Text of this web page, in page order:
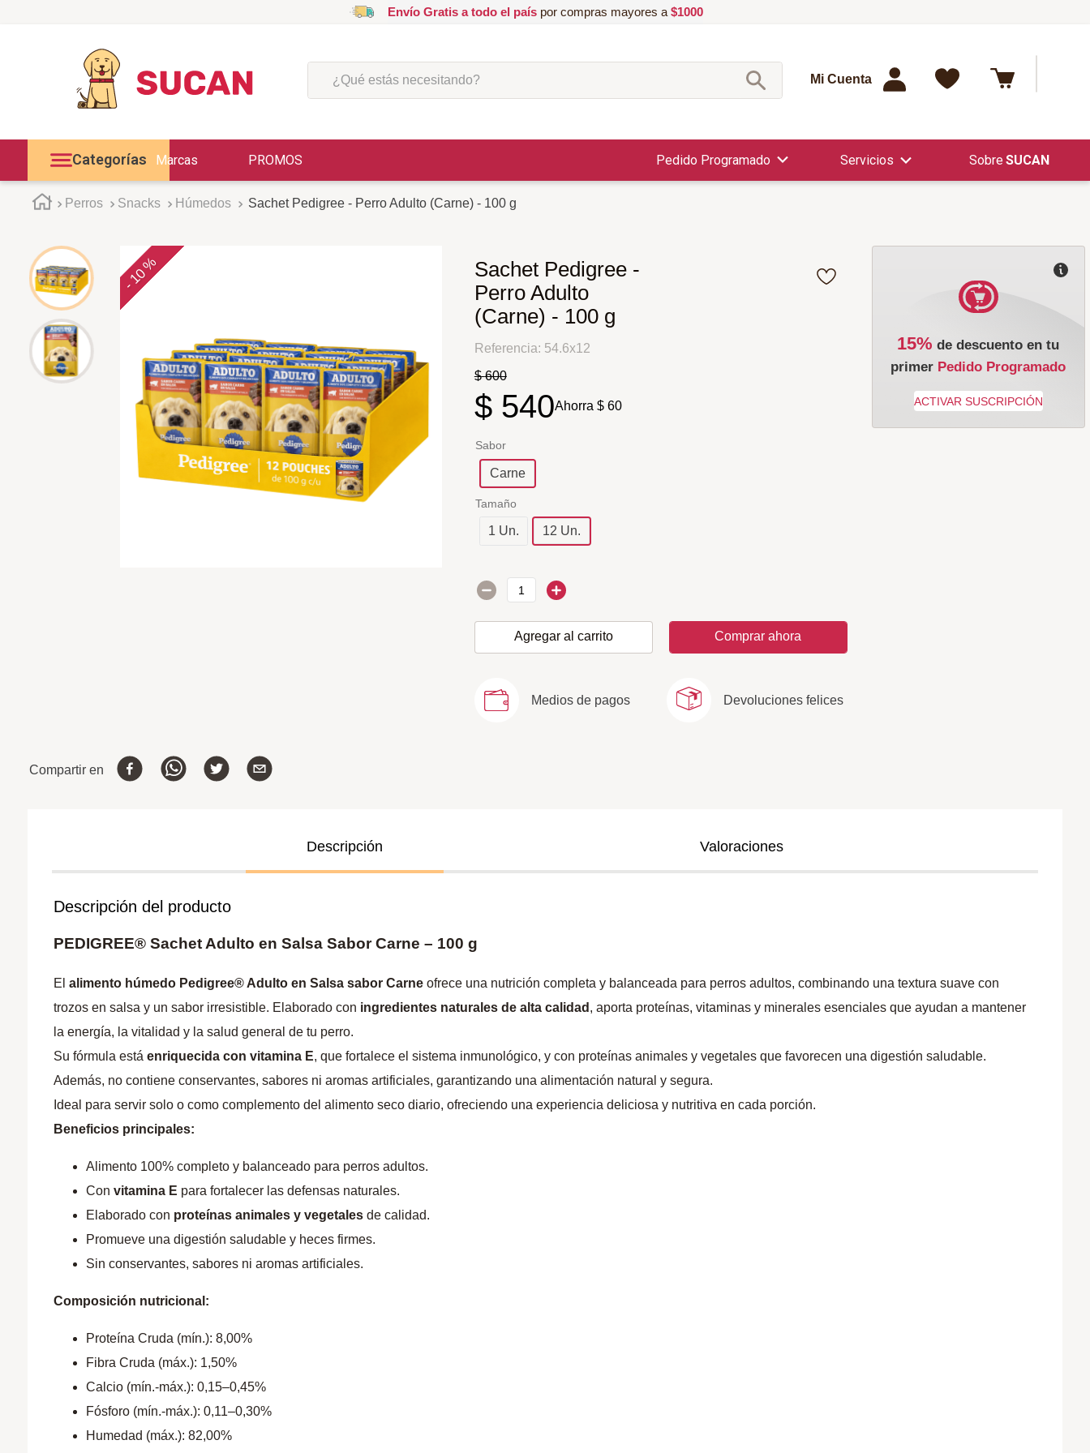
Envío Gratis a todo el paíspor compras mayores a $1000
¿Qué estás necesitando?
Mi Cuenta
Categorías Marcas PROMOS Pedido Programado Servicios SUCAN
Perros Snacks Húmedos Sachet Pedigree - Perro Adulto (Carne) - 100 g
-
10 %
Sachet Pedigree -
Perro Adulto
(Carne) - 100 g
Referencia: 54.6x12
$ 600
$ 540Ahorra $ 60
Sabor
Carne
Tamaño
1 Un. 12 Un.
Agregar al carrito Comprar ahora
15% de descuento en tu
primer Pedido Programado
Medios de pagos Devoluciones felices
Compartir en
Descripción Valoraciones
Descripción del producto
PEDIGREE® Sachet Adulto en Salsa Sabor Carne – 100 g
Elalimento húmedo Pedigree® Adulto en Salsa sabor Carne ofrece una nutrición completa y balanceada para perros adultos, combinando una textura suave con
trozos en salsa y un sabor irresistible. Elaborado con ingredientes naturales de alta calidad , aporta proteínas, vitaminas y minerales esenciales que ayudan a mantener
la energía, la vitalidad y la salud general de tu perro.
Su fórmula estáenriquecida con vitamina E, que fortalece el sistema inmunológico, y con proteínas animales y vegetales que favorecen una digestión saludable.
Además, no contiene conservantes, sabores ni aromas artificiales, garantizando una alimentación natural y segura.
Ideal para servir solo o como complemento del alimento seco diario, ofreciendo una experiencia deliciosa y nutritiva en cada porción.
Beneficios principales:
Alimento 100% completo y balanceado para perros adultos.
Convitamina E para fortalecer las defensas naturales.
Elaborado con proteínas animales y vegetales de calidad.
Promueve una digestión saludable y heces firmes.
Sin conservantes, sabores ni aromas artificiales.
Composición nutricional:
Proteína Cruda (mín.): 8,00%
Fibra Cruda (máx.): 1,50%
Calcio (mín.-máx.): 0,15–0,45%
Fósforo (mín.-máx.): 0,11–0,30%
Humedad (máx.): 82,00%